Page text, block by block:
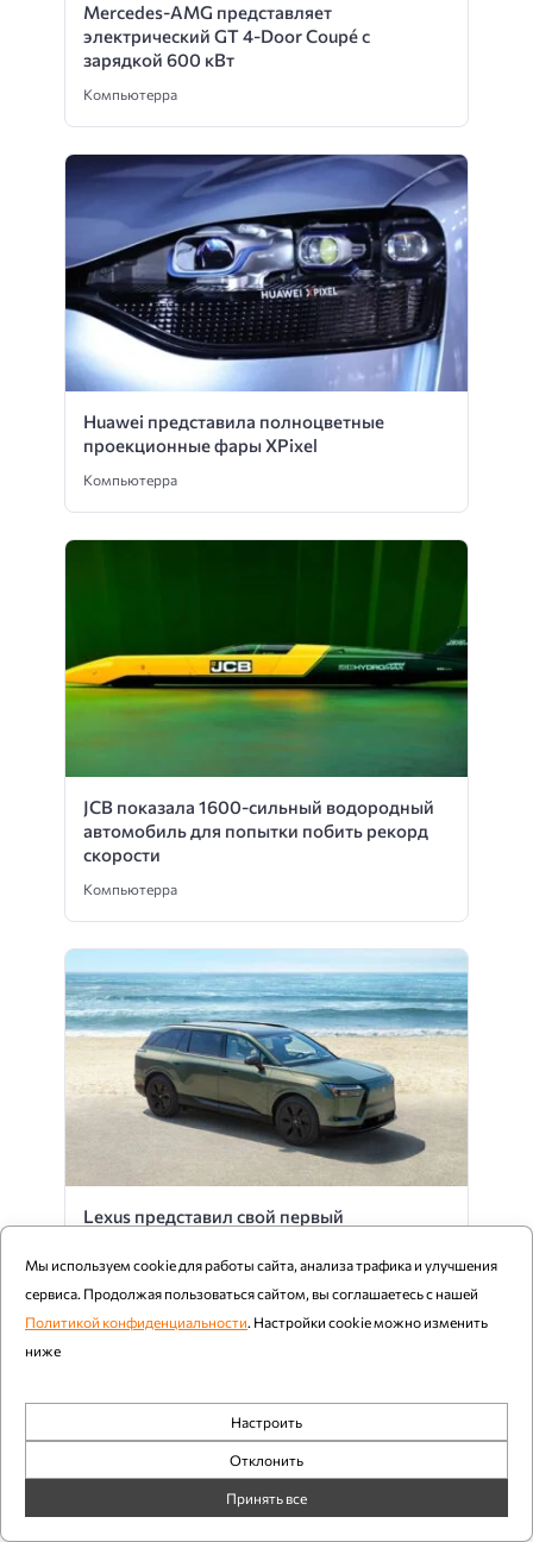
Mercedes-AMG представляет
электрический GT 4-Door Coupé с
зарядкой 600 кВт
Компьютерра
Huawei представила полноцветные
проекционные фары XPixel
Компьютерра
JCB показала 1600-сильный водородный
автомобиль для попытки побить рекорд
скорости
Компьютерра
Lexus представил свой первый
Компьютерра
Мы используем cookie для работы сайта, анализа трафика и улучшения
сервиса. Продолжая пользоваться сайтом, вы соглашаетесь с нашей
Политикой конфиденциальности. Настройки cookie можно изменить
ниже
Обязательные
Настроить
Отклонить
Принять все